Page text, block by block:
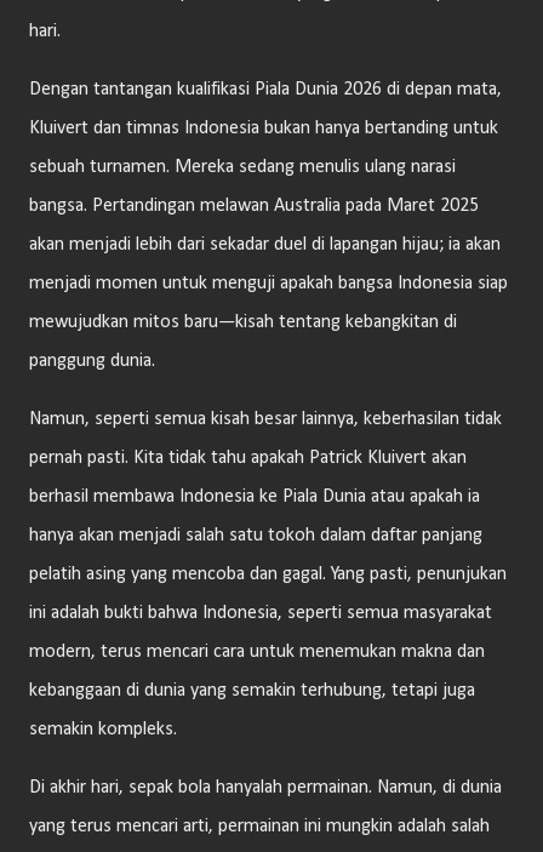
hari.
Dengan tantangan kualifikasi Piala Dunia 2026 di depan mata,
Kluivert dan timnas Indonesia bukan hanya bertanding untuk
sebuah turnamen. Mereka sedang menulis ulang narasi
bangsa. Pertandingan melawan Australia pada Maret 2025
akan menjadi lebih dari sekadar duel di lapangan hijau; ia akan
menjadi momen untuk menguji apakah bangsa Indonesia siap
mewujudkan mitos baru—kisah tentang kebangkitan di
panggung dunia.
Namun, seperti semua kisah besar lainnya, keberhasilan tidak
pernah pasti. Kita tidak tahu apakah Patrick Kluivert akan
berhasil membawa Indonesia ke Piala Dunia atau apakah ia
hanya akan menjadi salah satu tokoh dalam daftar panjang
pelatih asing yang mencoba dan gagal. Yang pasti, penunjukan
ini adalah bukti bahwa Indonesia, seperti semua masyarakat
modern, terus mencari cara untuk menemukan makna dan
kebanggaan di dunia yang semakin terhubung, tetapi juga
semakin kompleks.
Di akhir hari, sepak bola hanyalah permainan. Namun, di dunia
yang terus mencari arti, permainan ini mungkin adalah salah